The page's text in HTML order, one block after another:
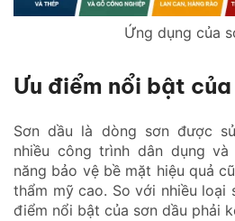
Ứng dụng của
Ưu điểm nổi bật
Sơn dầu là dòng sơn được
nhiều công trình dân dụng
năng bảo vệ bề mặt hiệu quả
thẩm mỹ cao. So với nhiều loại
điểm nổi bật của sơn dầu phải